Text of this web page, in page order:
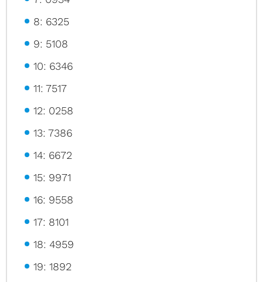
8: 6325
9: 5108
10: 6346
11: 7517
12: 0258
13: 7386
14: 6672
15: 9971
16: 9558
17: 8101
18: 4959
19: 1892